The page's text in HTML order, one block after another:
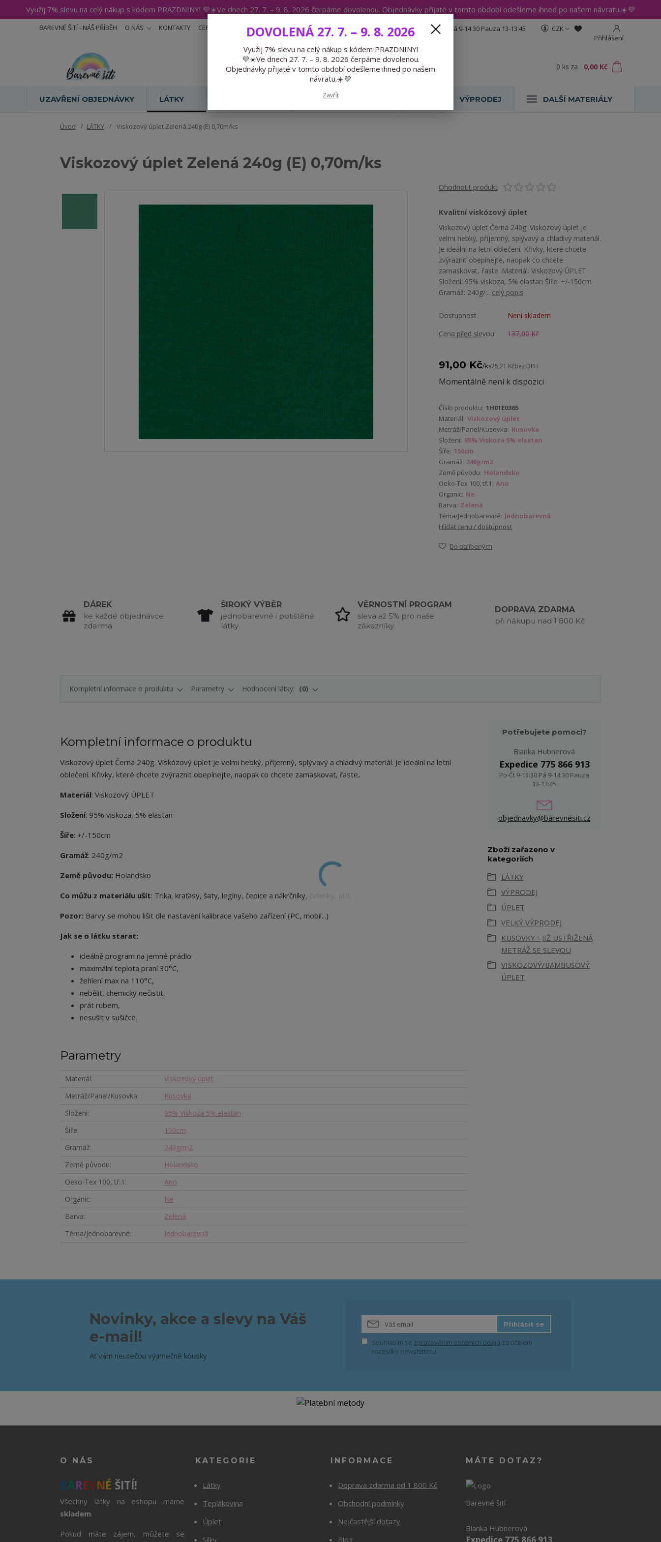
Využij 7% slevu na celý nákup s kódem PRAZDNINY! 💜☀️Ve dnech 27. 7. – 9. 8. 2026 čerpáme dovolenou. Objednávky přijaté v tomto období odešleme ihned po našem návratu.☀️💜
BAREVNÉ ŠITÍ - NÁŠ PŘÍBĚH O NÁS KONTAKTY CERTIFIKÁTY BLOG
CZK
Přihlášení
Hledat
Expedice 775 866 913 Po-Čt 9-15:30 Pá 9-14:30 Pauza 13-13:45
0 ks za 0,00 Kč
UZAVŘENÍ OBJEDNÁVKY LÁTKY PŘEDOBJEDNÁVKY VÝPRODEJ DALŠÍ MATERIÁLY
Úvod LÁTKY Viskozový úplet Zelená 240g (E) 0,70m/ks
Viskozový úplet Zelená 240g (E) 0,70m/ks
Ohodnotit produkt
Kvalitní viskózový úplet
Viskozový úplet Černá 240g. Viskózový úplet je
velmi hebký, příjemný, splývavý a chladivý materiál.
Je ideální na letní oblečení. Křivky, které chcete
zvýraznit obepínejte, naopak co chcete
zamaskovat, řaste. Materiál: Viskozový ÚPLET
Složení: 95% viskoza, 5% elastan Šíře: +/-150cm
Gramáž: 240g/... celý popis
Dostupnost
Není skladem
Cena před slevou
137,00 Kč
91,00 Kč/ks75,21 Kčbez DPH
Momentálně není k dispozici
Číslo produktu: 1H01E0365
Materiál: Viskozový úplet
Metráž/Panel/Kusovka: Kusovka
Složení: 95% Viskoza 5% elastan
Šíře: 150cm
Gramáž: 240g/m2
Země původu: Holandsko
Oeko-Tex 100, tř.1: Ano
Organic: Ne
Barva: Zelená
Téma/Jednobarevné: Jednobarevná
Hlídat cenu / dostupnost
Do oblíbených
DÁREK
ke každé objednávce
zdarma
ŠIROKÝ VÝBĚR
jednobarevné i potištěné
látky
VĚRNOSTNÍ PROGRAM
sleva až 5% pro naše
zákazníky
DOPRAVA ZDARMA
při nákupu nad 1 800 Kč
Kompletní informace o produktu Parametry Hodnocení látky: 0
Kompletní informace o produktu
Viskozový úplet Černá 240g. Viskózový úplet je velmi hebký, příjemný, splývavý a chladivý materiál. Je ideální na letní
oblečení. Křivky, které chcete zvýraznit obepínejte, naopak co chcete zamaskovat, řaste.
Materiál: Viskozový ÚPLET
Složení: 95% viskoza, 5% elastan
Šíře: +/-150cm
Gramáž: 240g/m2
Země původu: Holandsko
Co můžu z materiálu ušít: Trika, kraťasy, šaty, legíny, čepice a nákrčníky, čelenky, atd.
Pozor: Barvy se mohou lišit dle nastavení kalibrace vašeho zařízení (PC, mobil...)
Jak se o látku starat:
ideálně program na jemné prádlo
maximální teplota praní 30°C,
žehlení max na 110°C,
nebělit, chemicky nečistit,
prát rubem,
nesušit v sušičce.
Parametry
Materiál
Viskozový úplet
Metráž/Panel/Kusovka
Kusovka
Složení
95% Viskoza 5% elastan
Šíře
150cm
Gramáž
240g/m2
Země původu
Holandsko
Oeko-Tex 100, tř.1
Ano
Organic
Ne
Barva
Zelená
Téma/Jednobarevné
Jednobarevná
Potřebujete pomoci?
Blanka Hubnerová
Expedice 775 866 913
Po-Čt 9-15:30 Pá 9-14:30 Pauza
13-13:45
objednavky@barevnesiti.cz
Zboží zařazeno v
kategoriích
LÁTKY
VÝPRODEJ
ÚPLET
VELKÝ VÝPRODEJ
KUSOVKY - JIŽ USTŘIŽENÁ
METRÁŽ SE SLEVOU
VISKOZOVÝ/BAMBUSOVÝ
ÚPLET
Novinky, akce a slevy na Váš
e-mail!
Ať vám neutečou výjimečné kousky
Přihlásit se
Souhlasím se zpracováním osobních údajů za účelem
rozesílky newsletteru.
O NÁS
BAREVNÉ ŠITÍ!
Všechny látky na eshopu máme
skladem.
Pokud máte zájem, můžete se
KATEGORIE
Látky
Teplákovina
Úplet
Silky
INFORMACE
Doprava zdarma od 1 800 Kč
Obchodní podmínky
Nejčastější dotazy
Blog
MÁTE DOTAZ?
Barevné šití
Blanka Hubnerová
DOVOLENÁ 27. 7. – 9. 8. 2026
Využij 7% slevu na celý nákup s kódem PRAZDNINY!
💜☀️Ve dnech 27. 7. – 9. 8. 2026 čerpáme dovolenou.
Objednávky přijaté v tomto období odešleme ihned po našem
návratu.☀️💜
Zavřít